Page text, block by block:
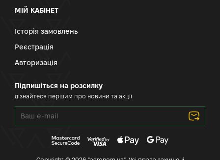
МІЙ КАБІНЕТ
Історія замовлень
Реєстрація
Авторизація
Підпишіться на розсилку
дізнайтеся першим про новини та акції